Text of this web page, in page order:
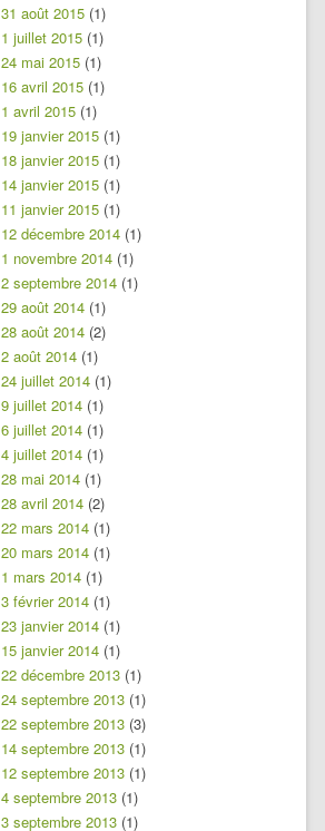
31 août 2015 (1)
1 juillet 2015 (1)
24 mai 2015 (1)
16 avril 2015 (1)
1 avril 2015 (1)
19 janvier 2015 (1)
18 janvier 2015 (1)
14 janvier 2015 (1)
11 janvier 2015 (1)
12 décembre 2014 (1)
1 novembre 2014 (1)
2 septembre 2014 (1)
29 août 2014 (1)
28 août 2014 (2)
2 août 2014 (1)
24 juillet 2014 (1)
9 juillet 2014 (1)
6 juillet 2014 (1)
4 juillet 2014 (1)
28 mai 2014 (1)
28 avril 2014 (2)
22 mars 2014 (1)
20 mars 2014 (1)
1 mars 2014 (1)
3 février 2014 (1)
23 janvier 2014 (1)
15 janvier 2014 (1)
22 décembre 2013 (1)
24 septembre 2013 (1)
22 septembre 2013 (3)
14 septembre 2013 (1)
12 septembre 2013 (1)
4 septembre 2013 (1)
3 septembre 2013 (1)